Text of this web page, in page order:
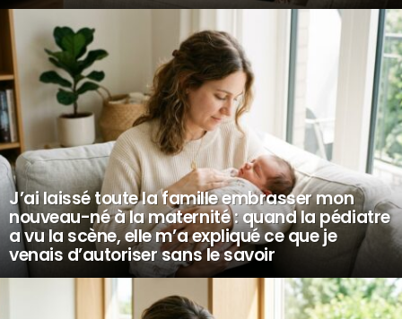
J’ai laissé toute la famille embrasser mon
nouveau-né à la maternité : quand la pédiatre
a vu la scène, elle m’a expliqué ce que je
venais d’autoriser sans le savoir